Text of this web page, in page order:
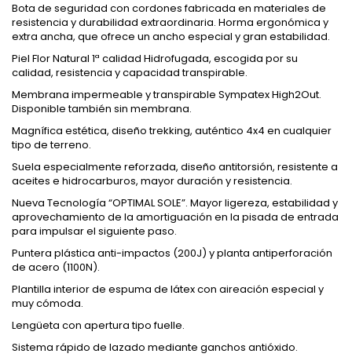
Bota de seguridad con cordones fabricada en materiales de
resistencia y durabilidad extraordinaria. Horma ergonómica y
extra ancha, que ofrece un ancho especial y gran estabilidad.
Piel Flor Natural 1ª calidad Hidrofugada, escogida por su
calidad, resistencia y capacidad transpirable.
Membrana impermeable y transpirable Sympatex High2Out.
Disponible también sin membrana.
Magnífica estética, diseño trekking, auténtico 4x4 en cualquier
tipo de terreno.
Suela especialmente reforzada, diseño antitorsión, resistente a
aceites e hidrocarburos, mayor duración y resistencia.
Nueva Tecnología “OPTIMAL SOLE”. Mayor ligereza, estabilidad y
aprovechamiento de la amortiguación en la pisada de entrada
para impulsar el siguiente paso.
Puntera plástica anti-impactos (200J) y planta antiperforación
de acero (1100N).
Plantilla interior de espuma de látex con aireación especial y
muy cómoda.
Lengüeta con apertura tipo fuelle.
Sistema rápido de lazado mediante ganchos antióxido.